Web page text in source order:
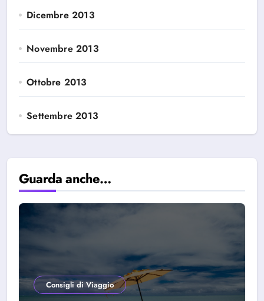
Dicembre 2013
Novembre 2013
Ottobre 2013
Settembre 2013
Guarda anche…
Consigli di Viaggio